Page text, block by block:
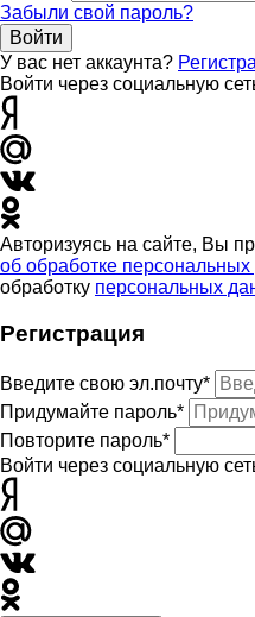
Забыли свой пароль?
Войти
У вас нет аккаунта?
Войти через социальную
Авторизуясь на сайте, Вы
об обработке
обработку персональных
Регистрация
Введите свою эл.почту*
Придумайте пароль*
Повторите пароль*
Войти через социальную